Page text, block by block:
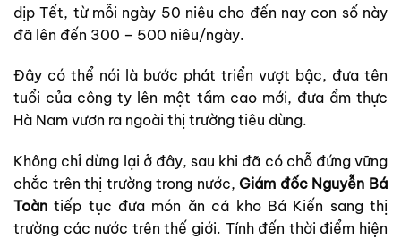
dịp Tết, từ mỗi ngày 50 niêu cho đến nay con số này
đã lên đến 300 – 500 niêu/ngày.
Đây có thể nói là bước phát triển vượt bậc, đưa tên
tuổi của công ty lên một tầm cao mới, đưa ẩm thực
Hà Nam vươn ra ngoài thị trường tiêu dùng.
Không chỉ dừng lại ở đây, sau khi đã có chỗ đứng vững
chắc trên thị trường trong nước,Giám đốc Nguyễn Bá
Toàn tiếp tục đưa món ăn cá kho Bá Kiến sang thị
trường các nước trên thế giới. Tính đến thời điểm hiện